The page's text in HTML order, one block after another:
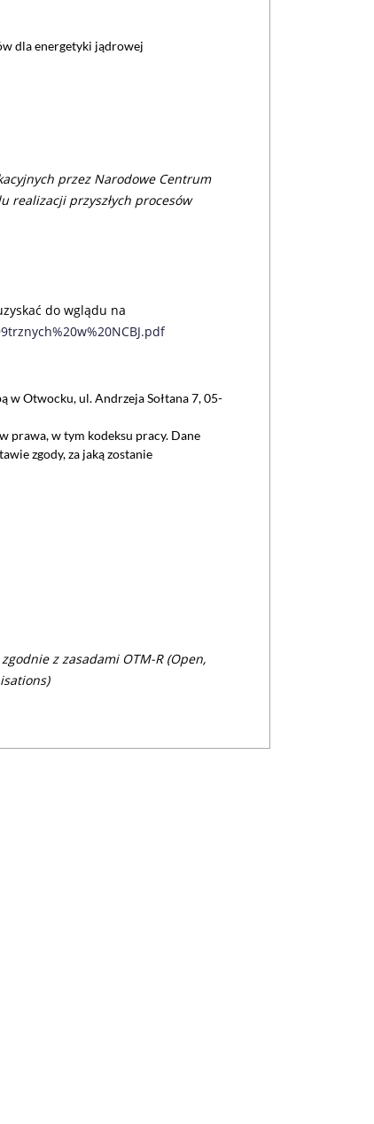
dla energetyki jądrowej
przez Narodowe Centrum
realizacji przyszłych procesów
do wglądu na
Otwocku, ul. Andrzeja Sołtana 7, 05-
prawa, w tym kodeksu pracy. Dane
zgody, za jaką zostanie
z zasadami OTM-R (Open,